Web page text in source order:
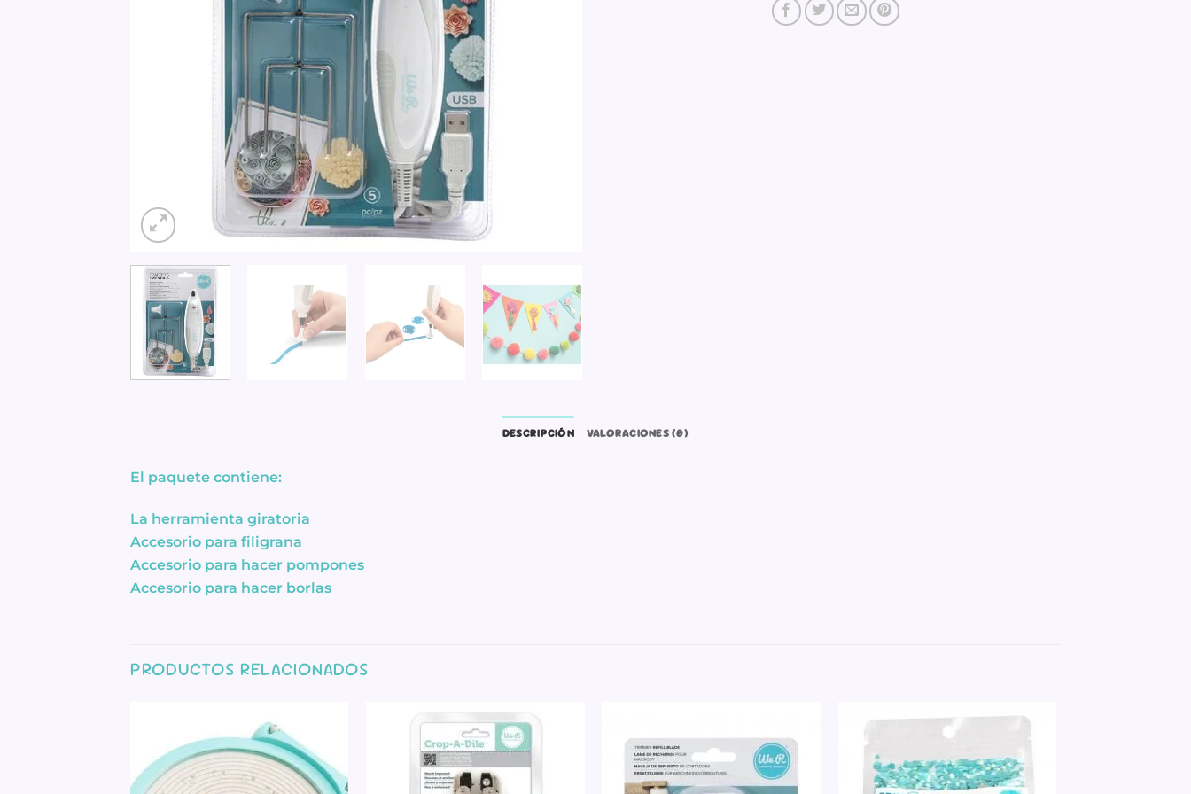
DESCRIPCIÓN VALORACIONES (0)
El paquete contiene:
La herramienta giratoria
Accesorio para filigrana
Accesorio para hacer pompones
Accesorio para hacer borlas
PRODUCTOS RELACIONADOS